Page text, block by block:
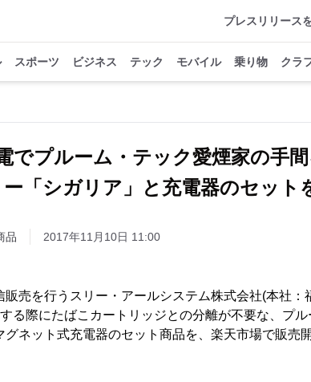
プレスリリース
スポーツ ビジネス テック モバイル 乗り物 クラ
でプルーム・テック愛煙家の手
「シガリア」と充電器のセット
品 2017年11月10日 11:00
販売を行うスリー・アールシステム株式会社(本社：
る際にたばこカートリッジとの分離が不要な、プ
ネット式充電器のセット商品を、楽天市場で販売